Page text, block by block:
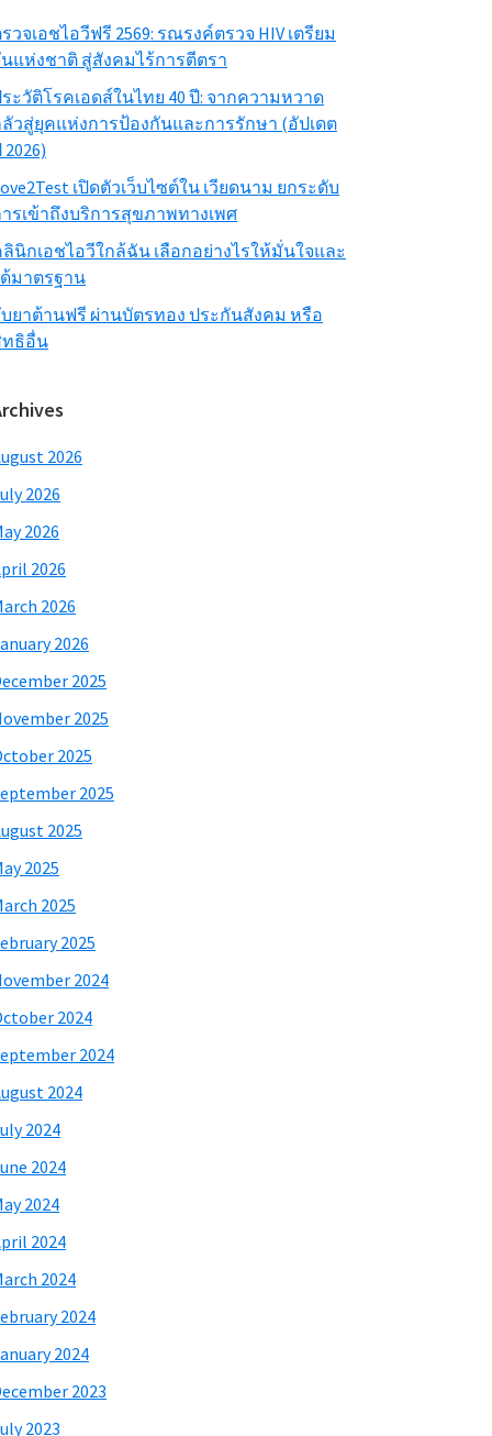
วจเอชไอวีฟรี 2569: รณรงค์ตรวจ HIV เตรียม
แห่งชาติ สู่สังคมไร้การตีตรา
ะวัติโรคเอดส์ในไทย 40 ปี: จากความหวาด
วสู่ยุคแห่งการป้องกันและการรักษา (อัปเดต
2026)
เปิดตัวเว็บไซต์ใน เวียดนาม ยกระดับ
รเข้าถึงบริการสุขภาพทางเพศ
นิกเอชไอวีใกล้ฉัน เลือกอย่างไรให้มั่นใจและ
มาตรฐาน
ยาต้านฟรี ผ่านบัตรทอง ประกันสังคม หรือ
ธิอื่น
2026
2026
2026
2026
2026
2026
2025
2025
2025
2025
2025
2025
2025
2025
2024
2024
2024
2024
2024
2024
2024
2024
2024
2024
2024
2023
2023